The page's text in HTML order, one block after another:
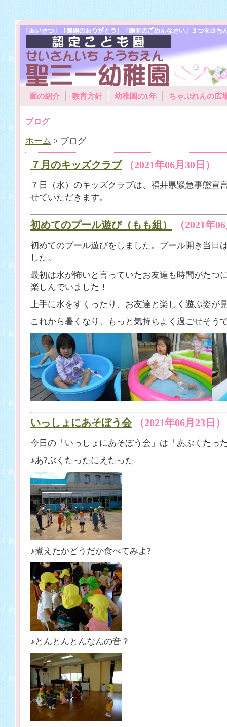
園の紹介 教育方針 幼稚園の1年 ちゃぷれんの広
ブログ
ホーム > ブログ
７月のキッズクラブ （2021年06月30日）
７日（水）のキッズクラブは、福井県緊急事態宣
せていただきます。
初めてのプール遊び（もも組） （2021年
初めてのプール遊びをしました。プール開き当日
した。
最初は水が怖いと言っていたお友達も時間がたつ
楽しんでいました！
上手に水をすくったり、お友達と楽しく遊ぶ姿が
これから暑くなり、もっと気持ちよく過ごせそう
いっしょにあそぼう会 （2021年06月23日）
今日の「いっしょにあそぼう会」は「あぶくたっ
♪あ?ぶくたったにえたった
♪煮えたかどうだか食べてみよ?
♪とんとんとんなんの音？